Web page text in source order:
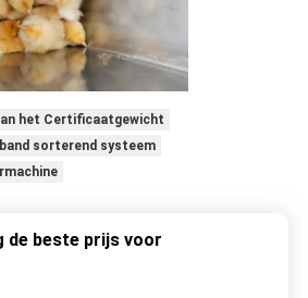
het Certificaatgewicht
sorterend systeem
de beste prijs voor